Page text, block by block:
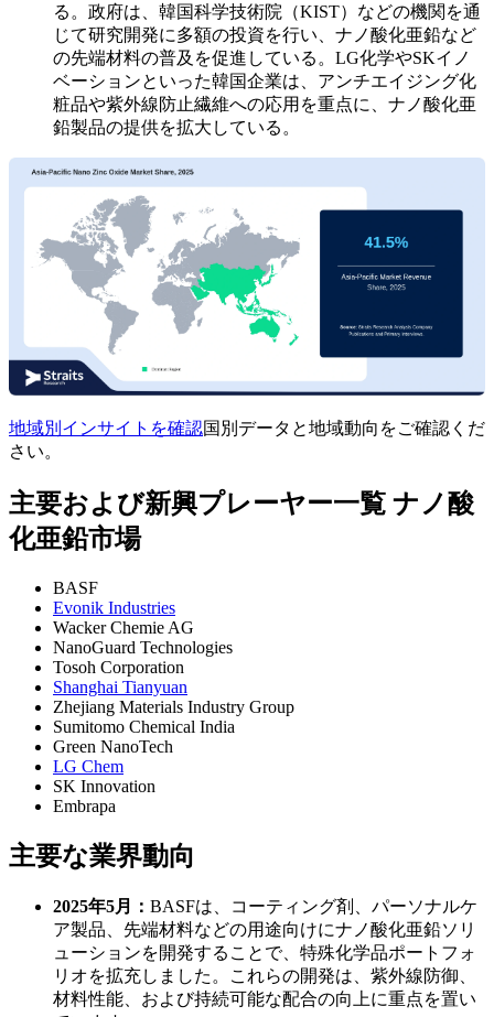
る。政府は、韓国科学技術院（KIST）などの機関を通
じて研究開発に多額の投資を行い、ナノ酸化亜鉛など
の先端材料の普及を促進している。LG化学やSKイノ
ベーションといった韓国企業は、アンチエイジング化
粧品や紫外線防止繊維への応用を重点に、ナノ酸化亜
鉛製品の提供を拡大している。
地域別インサイトを確認国別データと地域動向をご確認くだ
さい。
主要および新興プレーヤー一覧 ナノ酸
化亜鉛市場
BASF
Evonik Industries
Wacker Chemie AG
NanoGuard Technologies
Tosoh Corporation
Shanghai Tianyuan
Zhejiang Materials Industry Group
Sumitomo Chemical India
Green NanoTech
LG Chem
SK Innovation
Embrapa
主要な業界動向
2025年5月： BASFは、コーティング剤、パーソナルケ
ア製品、先端材料などの用途向けにナノ酸化亜鉛ソリ
ューションを開発することで、特殊化学品ポートフォ
リオを拡充しました。これらの開発は、紫外線防御、
材料性能、および持続可能な配合の向上に重点を置い